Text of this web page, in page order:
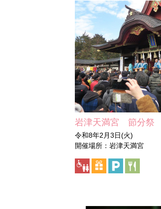
岩津天満宮 節分祭
令和8年2月3日(火)
開催場所：岩津天満宮